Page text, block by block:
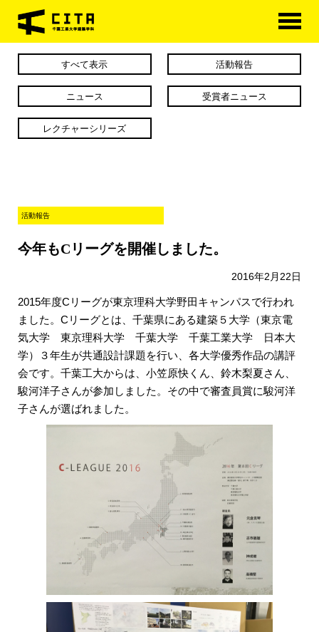
HOME
学科概要
すべて表示 活動報告
ニュース 受賞者ニュース
レクチャーシリーズ
活動報告
今年もCリーグを開催しました。
2016年2月22日
2015年度Cリーグが東京理科大学野田キャンパスで行われ
ました。Cリーグとは、千葉県にある建築５大学（東京電
気大学 東京理科大学 千葉大学 千葉工業大学 日本大
学）３年生が共通設計課題を行い、各大学優秀作品の講評
会です。千葉工大からは、小笠原快くん、鈴木梨夏さん、
駿河洋子さんが参加しました。その中で審査員賞に駿河洋
子さんが選ばれました。